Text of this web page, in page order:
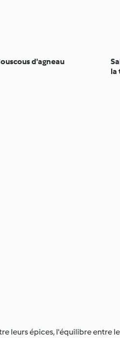
d'agneau
la
leurs épices, l'équilibre entre le